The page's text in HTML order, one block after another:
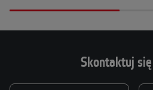
Skontaktuj